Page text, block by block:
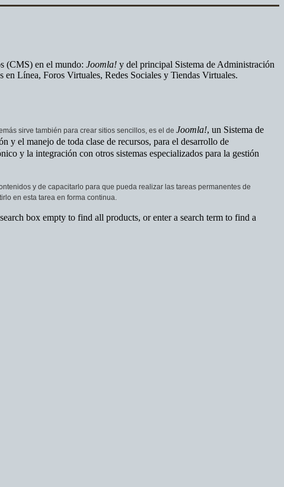
(CMS) en el mundo: Joomla! y del principal Sistema de Administración
en Línea, Foros Virtuales, Redes Sociales y Tiendas Virtuales.
sirve también para crear sitios sencillos, es el de Joomla!, un Sistema de
el manejo de toda clase de recursos, para el desarrollo de
y la integración con otros sistemas especializados para la gestión
y de capacitarlo para que pueda realizar las tareas permanentes de
en esta tarea en forma continua.
box empty to find all products, or enter a search term to find a